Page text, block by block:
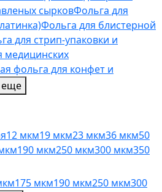
сырковФольга для
Фольга для блистерной
для стрип-упаковки и
медицинских
фольга для конфет и
еще
12 мкм19 мкм23 мкм36 мкм50
190 мкм250 мкм300 мкм350
175 мкм190 мкм250 мкм300